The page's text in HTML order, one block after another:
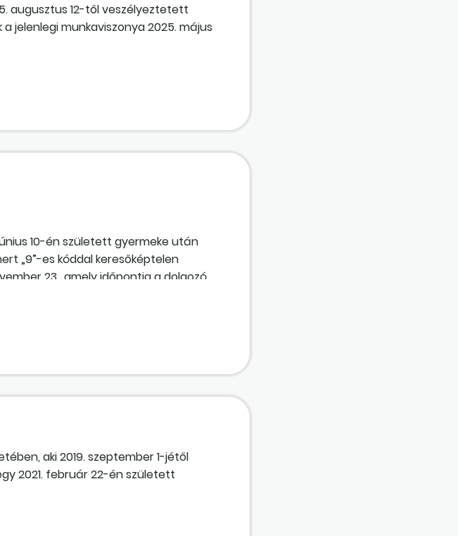
augusztus 12-től veszélyeztetett
jelenlegi munkaviszonya 2025. május
1-jétől 2025. április 30-ig, és
részesült? A dolgozó jelenlegi
gyermek megszületését követően a
10-én született gyermeke után
„9”-es kóddal keresőképtelen
23., amely időpontig a dolgozó
aki 2019. szeptember 1-jétől
2021. február 22-én született
mellett ettől az
foglalkoztatója
elért járulékköteles jövedelem lesz